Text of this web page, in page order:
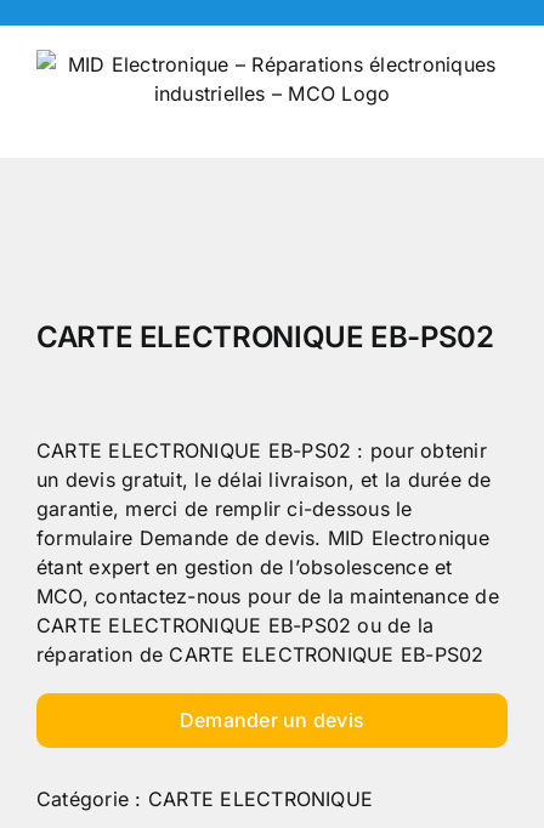
content
CARTE ELECTRONIQUE EB-PS02
CARTE ELECTRONIQUE EB-PS02 : pour obtenir
un devis gratuit, le délai livraison, et la durée de
garantie, merci de remplir ci-dessous le
formulaire Demande de devis. MID Electronique
étant expert en gestion de l’obsolescence et
MCO, contactez-nous pour de la maintenance de
CARTE ELECTRONIQUE EB-PS02 ou de la
réparation de CARTE ELECTRONIQUE EB-PS02
Demander un devis
Catégorie : CARTE ELECTRONIQUE